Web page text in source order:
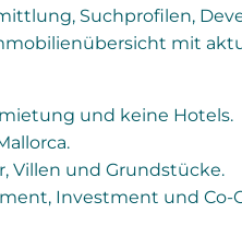
Suchprofilen,
mit
und keine Hotels.
Villen und Grundstücke.
Investment und Co-